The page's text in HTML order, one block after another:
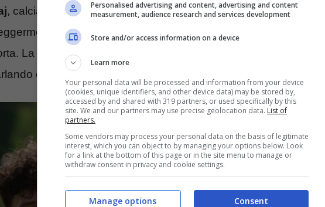
, calciatore classe 2007 delBasileae paragonato aLeao.
differente visto che parliamo di un attaccante
La concorrenza su di lui è folta (ci sarebbe anche il
con il club svizzero per trovare una soluzione.
Personalised advertising and content, advertising and content
measurement, audience research and services development
Store and/or access information on a device
Learn more
Your personal data will be processed and information from your device
(cookies, unique identifiers, and other device data) may be stored by,
accessed by and shared with 319 partners, or used specifically by this
site. We and our partners may use precise geolocation data. List of
partners.
Some vendors may process your personal data on the basis of legitimate
interest, which you can object to by managing your options below. Look
for a link at the bottom of this page or in the site menu to manage or
withdraw consent in privacy and cookie settings.
Consent
Manage options